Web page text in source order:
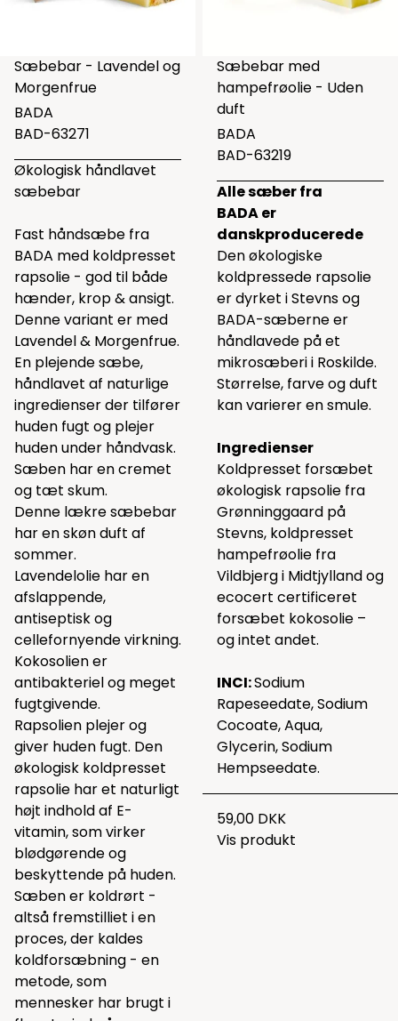
Sæbebar - Lavendel og
Morgenfrue
BADA
BAD-63271
Økologisk håndlavet
sæbebar
Fast håndsæbe fra
BADA med koldpresset
rapsolie - god til både
hænder, krop & ansigt.
Denne variant er med
Lavendel & Morgenfrue.
En plejende sæbe,
håndlavet af naturlige
ingredienser der tilfører
huden fugt og plejer
huden under håndvask.
Sæben har en cremet
og tæt skum.
Denne lækre sæbebar
har en skøn duft af
sommer.
Lavendelolie har en
afslappende,
antiseptisk og
cellefornyende virkning.
Kokosolien er
antibakteriel og meget
fugtgivende.
Rapsolien plejer og
giver huden fugt. Den
økologisk koldpresset
rapsolie har et naturligt
højt indhold af E-
vitamin, som virker
blødgørende og
beskyttende på huden.
Sæben er koldrørt -
altså fremstilliet i en
proces, der kaldes
koldforsæbning - en
metode, som
mennesker har brugt i
Sæbebar med
hampefrøolie - Uden
duft
BADA
BAD-63219
Alle sæber fra
BADA er
danskproducerede
Den økologiske
koldpressede rapsolie
er dyrket i Stevns og
BADA-sæberne er
håndlavede på et
mikrosæberi i Roskilde.
Størrelse, farve og duft
kan varierer en smule.
Ingredienser
Koldpresset forsæbet
økologisk rapsolie fra
Grønninggaard på
Stevns, koldpresset
hampefrøolie fra
Vildbjerg i Midtjylland og
ecocert certificeret
forsæbet kokosolie –
og intet andet.
INCI:Sodium
Rapeseedate, Sodium
Cocoate, Aqua,
Glycerin, Sodium
Hempseedate.
59,00 DKK
Vis produkt